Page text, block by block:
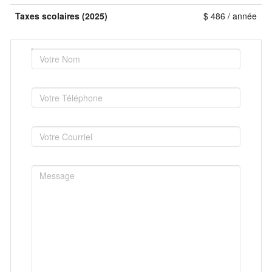
Taxes scolaires (2025) $ 486 / année